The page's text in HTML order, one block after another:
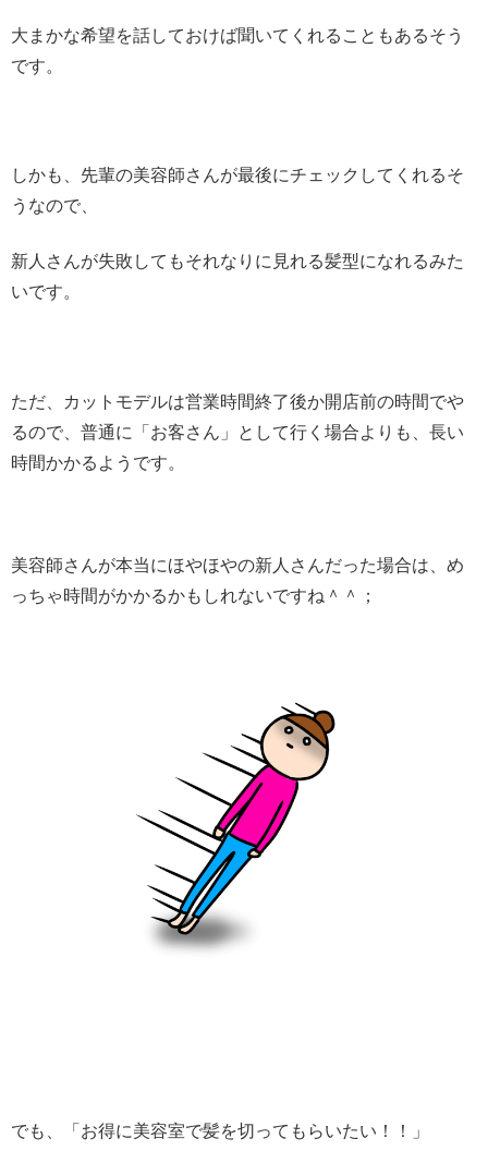
大まかな希望を話しておけば聞いてくれることもあるそう
です。
しかも、先輩の美容師さんが最後にチェックしてくれるそ
うなので、
新人さんが失敗してもそれなりに見れる髪型になれるみた
いです。
ただ、カットモデルは営業時間終了後か開店前の時間でや
るので、普通に「お客さん」として行く場合よりも、長い
時間かかるようです。
美容師さんが本当にほやほやの新人さんだった場合は、め
っちゃ時間がかかるかもしれないですね＾＾；
でも、「お得に美容室で髪を切ってもらいたい！！」